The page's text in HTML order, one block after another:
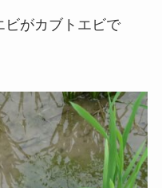
ビがカブトエビで